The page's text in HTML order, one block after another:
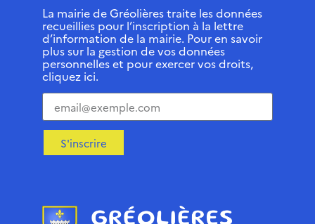
La mairie de Gréolières traite les données
recueillies pour l’inscription à la lettre
d’information de la mairie. Pour en savoir
plus sur la gestion de vos données
personnelles et pour exercer vos droits,
cliquez ici.
S'inscrire